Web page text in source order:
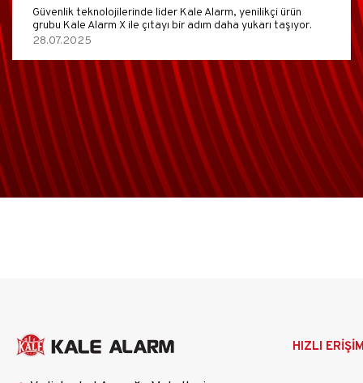
Güvenlik teknolojilerinde lider Kale Alarm, yenilikçi ürün
grubu Kale Alarm X ile çıtayı bir adım daha yukarı taşıyor.
28.07.2025
Ana
HIZLI ERİŞİM